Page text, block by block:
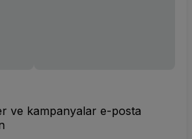
ve kampanyalar e-posta